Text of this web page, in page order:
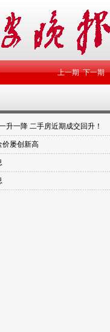
上一期 下一期
升一降 二手房近期成交回升！
价屡创新高